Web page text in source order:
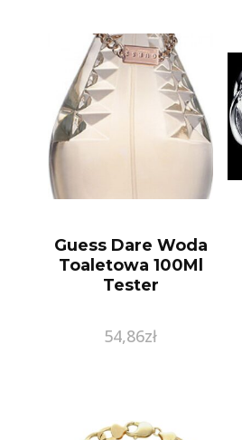
Guess Dare Woda
Toaletowa 100Ml
Tester
54,86zł